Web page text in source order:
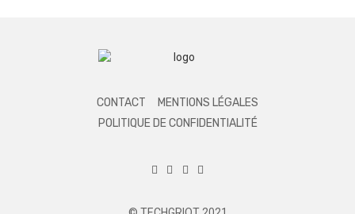
CONTACT
MENTIONS LÉGALES
POLITIQUE DE CONFIDENTIALITÉ